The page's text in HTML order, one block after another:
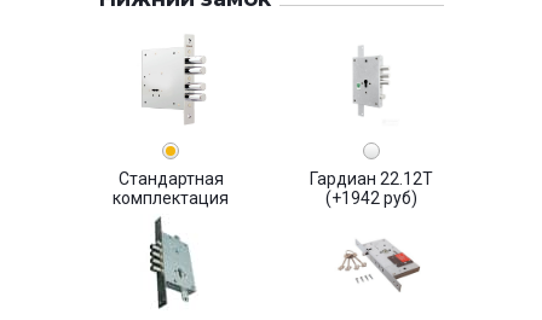
Стандартная
комплектация
Гардиан 22.12Т
(+1942 руб)